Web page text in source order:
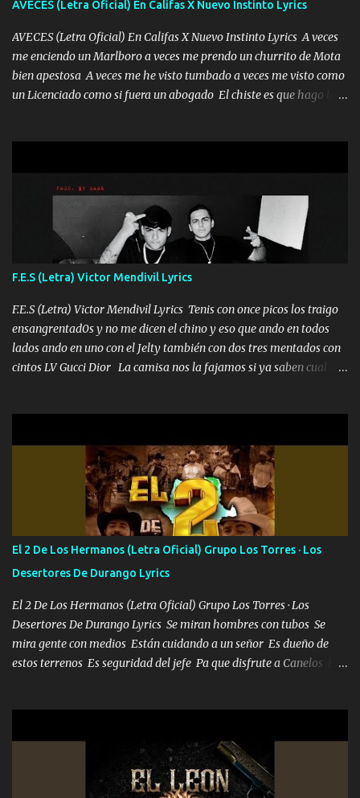
tan especial por eso es que me tientas Aquí estoy no dejaré que se
te acerque nadie porque solo yo tendre el candado 🔒 del a...
AVECES (Letra Oficial) En Califas X Nuevo Instinto Lyrics
AVECES (Letra Oficial) En Califas X Nuevo Instinto Lyrics A veces
me enciendo un Marlboro a veces me prendo un churrito de Mota
bien apestosa A veces me he visto tumbado a veces me visto como
un Licenciado como si fuera un abogado El chiste es que hago lo
corriente no quieren verte subir de level trucha mis plebes Música
A veces me pongo un sombrero a veces me ven la cachucha de lado
con la mirada siempre en alto A veces me fajó una super o a veces
me fajó una Glock siempre armado todas las generaciones yo
traigo El chiste es que hago lo que quiero pues así soy me mandó
yo tengo el control a todos yo les paro el dedo soy hocicon un
malcriado un malandrón Que Les importa no saben nada falsas
las risas las que me miran hay gente corriente no quieren ve...
F.E.S (Letra) Victor Mendivil Lyrics
F.E.S (Letra) Victor Mendivil Lyrics Tenis con once picos los traigo
ensangrentad0s y no me dicen el chino y eso que ando en todos
lados ando en uno con el Jelty también con dos tres mentados con
cintos LV Gucci Dior La camisa nos la fajamos si ya saben cual es
estándares 110 mil records de pistas no me falta mucho para
verme en las revistas Ya pasé Italia Japón Madrid Milán y también
Francia ropa de 100.000 bolas Louis vuitton es mi fragancia
repleta de presidentes la bolsa estoy en mi pic si no se han dado
cuenta chequeen gráficas del kitch
El 2 De Los Hermanos (Letra Oficial) Grupo Los Torres · Los
Desertores De Durango Lyrics
El 2 De Los Hermanos (Letra Oficial) Grupo Los Torres · Los
Desertores De Durango Lyrics Se miran hombres con tubos Se
mira gente con medios Están cuidando a un señor Es dueño de
estos terrenos Es seguridad del jefe Pa que disfrute a Canelos Es
ni tampoco las mujeres porque es platica de grandes por eso hay
que estar alegres doy las instrucciones para atender los deberes
Música Si es que salta algún problema de confianza tengo gente